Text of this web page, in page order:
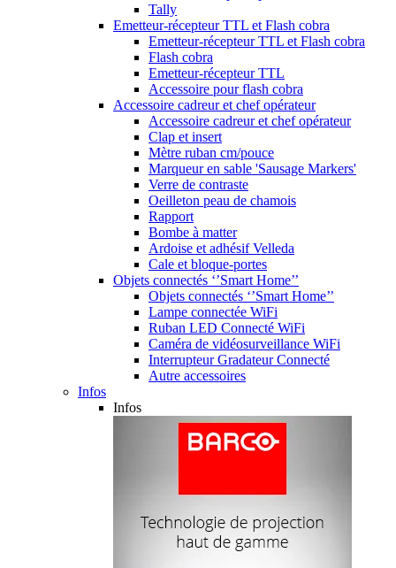
Tally
Emetteur-récepteur TTL et Flash cobra
Emetteur-récepteur TTL et Flash cobra
Flash cobra
Emetteur-récepteur TTL
Accessoire pour flash cobra
Accessoire cadreur et chef opérateur
Accessoire cadreur et chef opérateur
Clap et insert
Mètre ruban cm/pouce
Marqueur en sable 'Sausage Markers'
Verre de contraste
Oeilleton peau de chamois
Rapport
Bombe à matter
Ardoise et adhésif Velleda
Cale et bloque-portes
Objets connectés ‘’Smart Home’’
Objets connectés ‘’Smart Home’’
Lampe connectée WiFi
Ruban LED Connecté WiFi
Caméra de vidéosurveillance WiFi
Interrupteur Gradateur Connecté
Autre accessoires
Infos
Infos